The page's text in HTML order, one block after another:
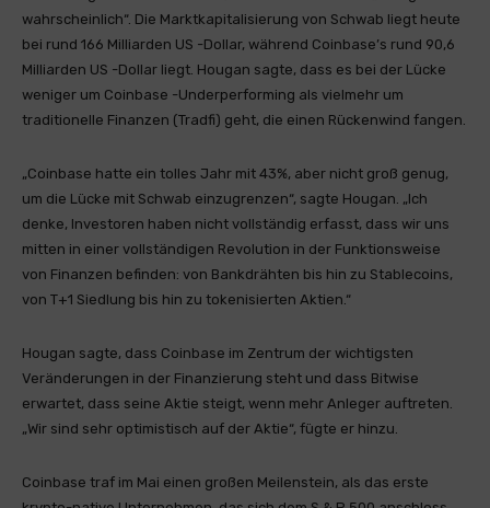
wahrscheinlich“. Die Marktkapitalisierung von Schwab liegt heute
bei rund 166 Milliarden US -Dollar, während Coinbase’s rund 90,6
Milliarden US -Dollar liegt. Hougan sagte, dass es bei der Lücke
weniger um Coinbase -Underperforming als vielmehr um
traditionelle Finanzen (Tradfi) geht, die einen Rückenwind fangen.
„Coinbase hatte ein tolles Jahr mit 43%, aber nicht groß genug,
um die Lücke mit Schwab einzugrenzen“, sagte Hougan. „Ich
denke, Investoren haben nicht vollständig erfasst, dass wir uns
mitten in einer vollständigen Revolution in der Funktionsweise
von Finanzen befinden: von Bankdrähten bis hin zu Stablecoins,
von T+1 Siedlung bis hin zu tokenisierten Aktien.“
Hougan sagte, dass Coinbase im Zentrum der wichtigsten
Veränderungen in der Finanzierung steht und dass Bitwise
erwartet, dass seine Aktie steigt, wenn mehr Anleger auftreten.
„Wir sind sehr optimistisch auf der Aktie“, fügte er hinzu.
Coinbase traf im Mai einen großen Meilenstein, als das erste